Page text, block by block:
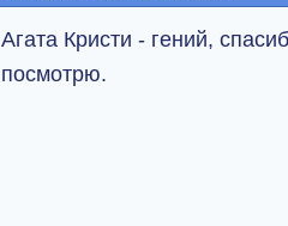
Агата Кристи - гений,
посмотрю.